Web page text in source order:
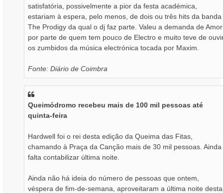
satisfatória, possivelmente a pior da festa académica,
estariam à espera, pelo menos, de dois ou três hits da banda
The Prodigy da qual o dj faz parte. Valeu a demanda de Amor
por parte de quem tem pouco de Electro e muito teve de
os zumbidos da música electrónica tocada por Maxim.
Fonte: Diário de Coimbra
Queimódromo recebeu mais de 100 mil pessoas até
quinta-feira
Hardwell foi o rei desta edição da Queima das Fitas,
chamando à Praça da Canção mais de 30 mil pessoas. Ainda
falta contabilizar última noite.
Ainda não há ideia do número de pessoas que ontem,
véspera de fim-de-semana, aproveitaram a última noite desta